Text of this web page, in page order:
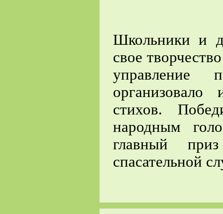
Школьники и
свое
управление
стихов.
народным
главный
спасательной